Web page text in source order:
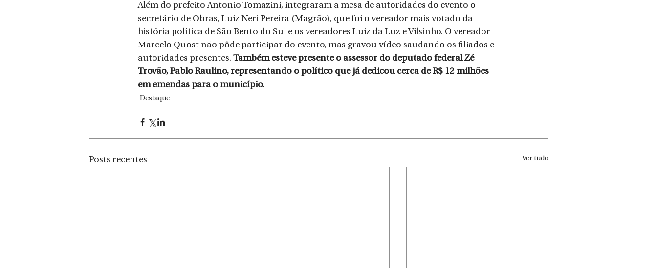
Além do prefeito Antonio Tomazini, integraram a mesa de autoridades do evento o
secretário de Obras, Luiz Neri Pereira (Magrão), que foi o vereador mais votado da
história política de São Bento do Sul e os vereadores Luiz da Luz e Vilsinho. O vereador
Marcelo Quost não pôde participar do evento, mas gravou vídeo saudando os filiados e
autoridades presentes. Também esteve presente o assessor do deputado federal Zé
Trovão, Pablo Raulino, representando o político que já dedicou cerca de R$ 12 milhões
em emendas para o município.
Destaque
Posts recentes Ver tudo